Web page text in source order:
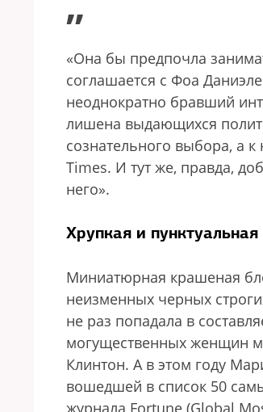
”
«Она бы предпочла
соглашается с Фоа
неоднократно бравший
лишена выдающихся
сознательного выбора, а
Times. И тут же, правда,
него».
Хрупкая и пунктуальная
Миниатюрная крашеная
неизменных черных
не раз попадала в
могущественных женщин
Клинтон. А в этом году
вошедшей в список 50
журнала Fortune (Global